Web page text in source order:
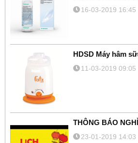
16-03-2019 16:45
HDSD Máy hâm
11-03-2019 09:05
THÔNG BÁO
23-01-2019 14:03